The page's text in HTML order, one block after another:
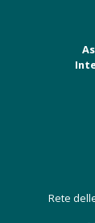
Rete